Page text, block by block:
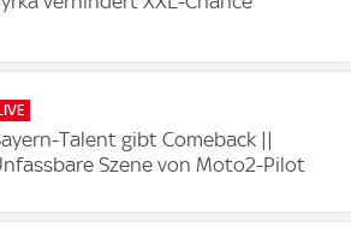
Talent gibt Comeback ||
Szene von Moto2-Pilot